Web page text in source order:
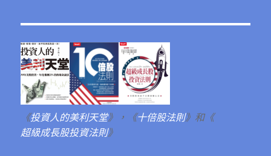
《投資人的美利天堂》，《十倍股法則》和《
超級成長股投資法則》